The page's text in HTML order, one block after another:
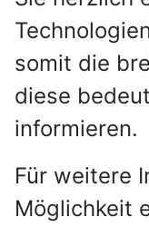
somit die
diese
informieren.
Für weitere
Möglichkeit